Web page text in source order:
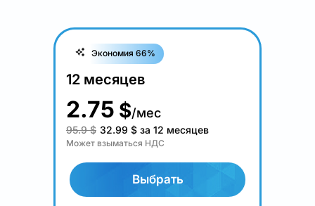
Экономия 66%
12 месяцев
2.75 $/мес
95.9 $ 32.99 $ за 12 месяцев
Может взыматься НДС
Выбрать